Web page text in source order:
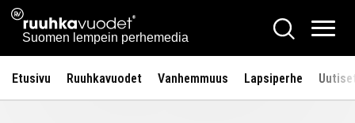
Siirry
sisältöön
Ruuhkavuodet.fi
Suomen lempein perhemedia
Hae
Etusivu Ruuhkavuodet Vanhemmuus Lapsiperhe
Etusivulle